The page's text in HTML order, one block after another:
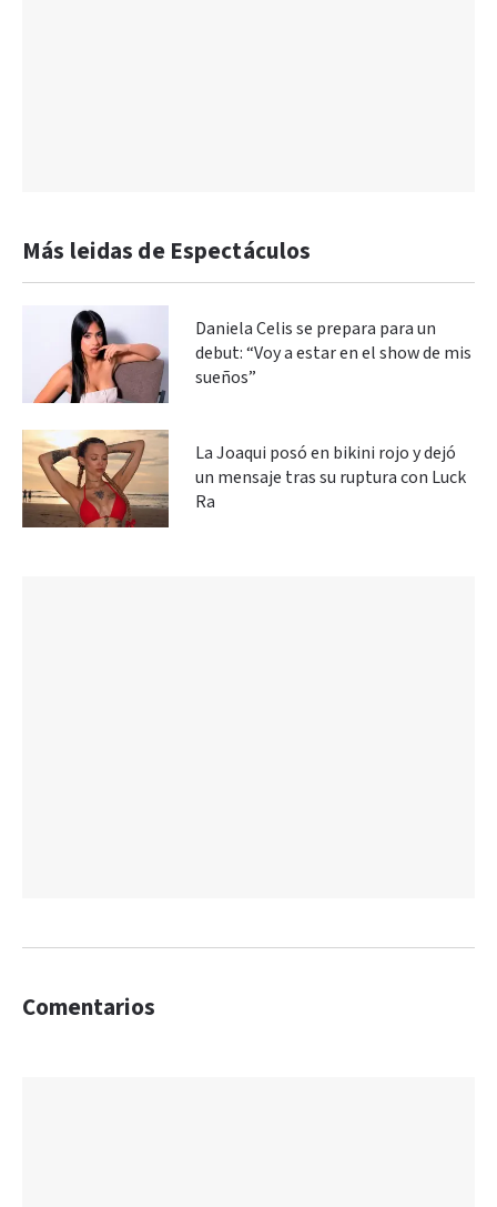
Más leidas de Espectáculos
Daniela Celis se prepara para un
debut: “Voy a estar en el show de mis
sueños”
La Joaqui posó en bikini rojo y dejó
un mensaje tras su ruptura con Luck
Ra
Comentarios